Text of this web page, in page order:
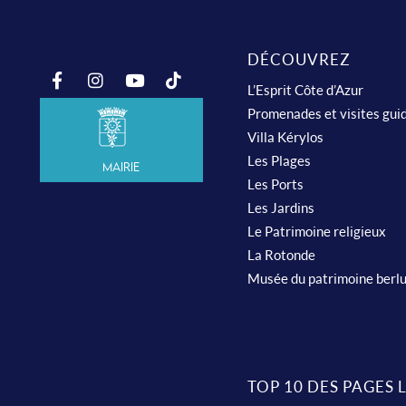
Mairie
DÉCOUVREZ
L’Esprit Côte d’Azur
Promenades et visites
Villa Kérylos
Les Plages
Les Ports
Les Jardins
Le Patrimoine religieux
La Rotonde
Musée du patrimoine
TOP 10 DES PAGES